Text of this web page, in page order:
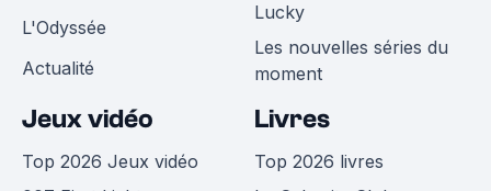
L'Odyssée
Actualité
Lucky
Les nouvelles séries du
moment
Jeux vidéo
Top 2026 Jeux vidéo
Livres
Top 2026 livres